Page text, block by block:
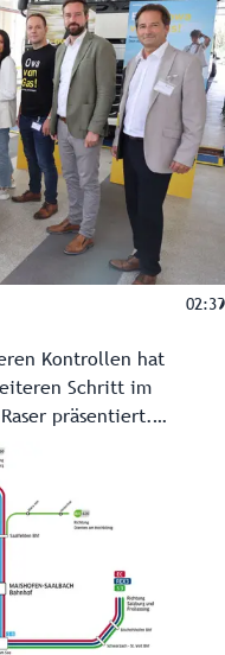
02:39
Kontrollen hat
Schritt im
präsentiert.
Thomas
owa vom Gas!“ in den
Rasens thematisieren.
und
ich ganz deutlich: Für
kein Verständnis“,